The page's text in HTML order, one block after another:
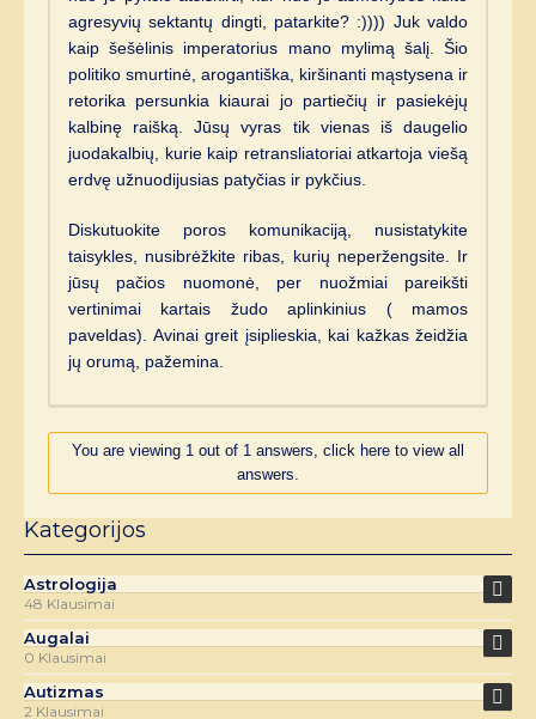
agresyvių sektantų dingti, patarkite? :)))) Juk valdo
kaip šešėlinis imperatorius mano mylimą šalį. Šio
politiko smurtinė, arogantiška, kiršinanti mąstysena ir
retorika persunkia kiaurai jo partiečių ir pasiekėjų
kalbinę raišką. Jūsų vyras tik vienas iš daugelio
juodakalbių, kurie kaip retransliatoriai atkartoja viešą
erdvę užnuodijusias patyčias ir pykčius.
Diskutuokite poros komunikaciją, nusistatykite
taisykles, nusibrėžkite ribas, kurių neperžengsite. Ir
jūsų pačios nuomonė, per nuožmiai pareikšti
vertinimai kartais žudo aplinkinius ( mamos
paveldas). Avinai greit įsiplieskia, kai kažkas žeidžia
jų orumą, pažemina.
You are viewing 1 out of 1 answers, click here to view all
answers.
Kategorijos
Astrologija
48 Klausimai
Augalai
0 Klausimai
Autizmas
2 Klausimai